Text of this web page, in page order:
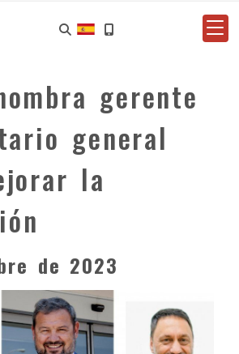
gerente
general
la
de 2023